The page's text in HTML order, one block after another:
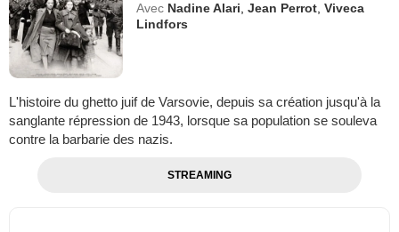
Avec Nadine Alari ,Jean Perrot ,Viveca
Lindfors
L'histoire du ghetto juif de Varsovie, depuis sa création jusqu'à la
sanglante répression de 1943, lorsque sa population se souleva
contre la barbarie des nazis.
STREAMING